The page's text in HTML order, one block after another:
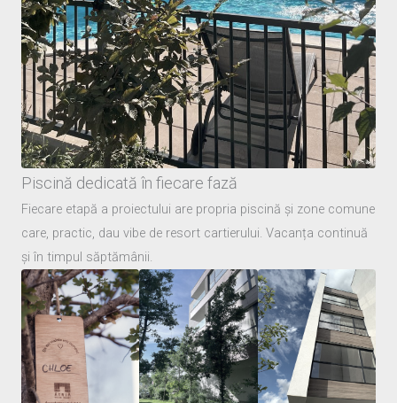
Piscină dedicată în fiecare fază
Fiecare etapă a proiectului are propria piscină și zone comune
care, practic, dau vibe de resort cartierului. Vacanța continuă
și în timpul săptămânii.